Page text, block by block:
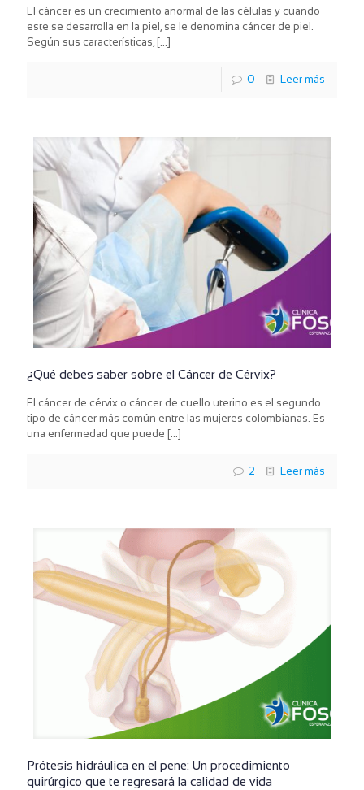
El cáncer es un crecimiento anormal de las células y cuando
este se desarrolla en la piel, se le denomina cáncer de piel.
Según sus características, […]
0 Leer más
¿Qué debes saber sobre el Cáncer de Cérvix?
El cáncer de cérvix o cáncer de cuello uterino es el segundo
tipo de cáncer más común entre las mujeres colombianas. Es
una enfermedad que puede […]
2 Leer más
Prótesis hidráulica en el pene: Un procedimiento
quirúrgico que te regresará la calidad de vida